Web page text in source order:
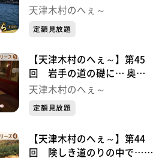
奥州街道シリーズ⑥
天津木村のへぇ～
定額見放題
【天津木村のへぇ～】第45
回 岩手の道の礎に… 奥州
街道シリーズ⑤
天津木村のへぇ～
定額見放題
【天津木村のへぇ～】第44
回 険しき道のりの中で…